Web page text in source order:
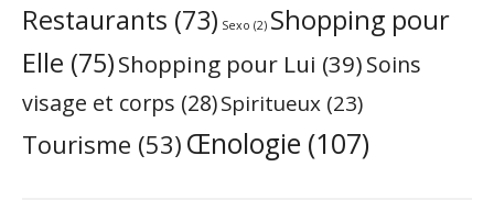
Restaurants (73) Sexo (2) Shopping pour
Elle (75)Shopping pour Lui (39)Soins
visage et corps (28)Spiritueux (23)
Tourisme (53) Œnologie (107)